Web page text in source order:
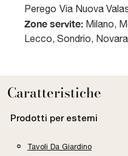
Perego Via Nuova
Zone servite: Milano,
Lecco, Sondrio,
Caratteristiche
Prodotti per esterni
Tavoli Da Giardino